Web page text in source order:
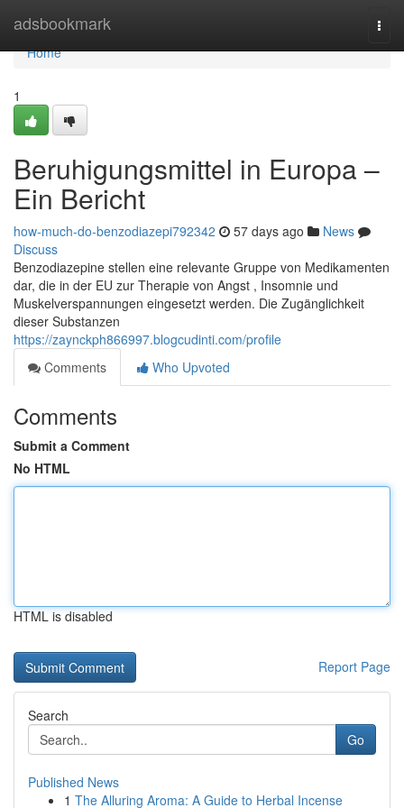
adsbookmark
Home
Home
1
Beruhigungsmittel in Europa –
Ein Bericht
how-much-do-benzodiazepi792342 57 days ago
News
Discuss
Benzodiazepine stellen eine relevante Gruppe von Medikamenten
dar, die in der EU zur Therapie von Angst , Insomnie und
Muskelverspannungen eingesetzt werden. Die Zugänglichkeit
dieser Substanzen
https://zaynckph866997.blogcudinti.com/profile
Comments
Who Upvoted
Comments
Submit a Comment
No HTML
HTML is disabled
Report Page
Search
Go
Published News
1 The Alluring Aroma: A Guide to Herbal Incense